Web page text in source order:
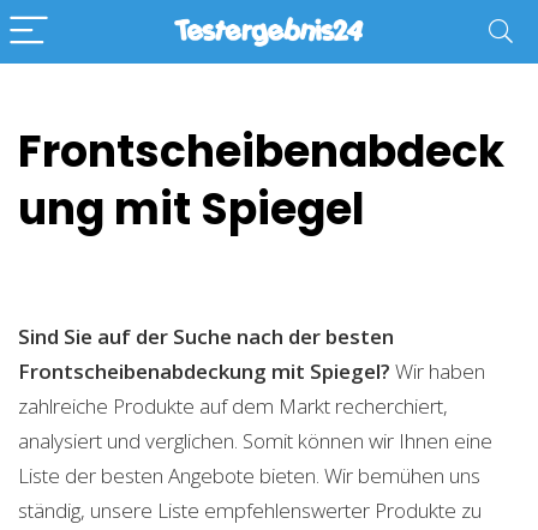
Frontscheibenabdeck
ung mit Spiegel
Sind Sie auf der Suche nach der besten
Frontscheibenabdeckung mit Spiegel? Wir haben
zahlreiche Produkte auf dem Markt recherchiert,
analysiert und verglichen. Somit können wir Ihnen eine
Liste der besten Angebote bieten. Wir bemühen uns
ständig, unsere Liste empfehlenswerter Produkte zu